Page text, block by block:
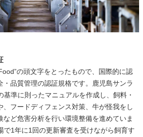
の頭文字をとったもので、国際的に認
・品質管理の認証規格です。鹿児島サンラ
基準に則ったマニュアルを作成し、飼料・
、フードディフェンス対策、牛が怪我をし
など危害分析を行い環境整備を進めていま
で1年に1回の更新審査を受けながら飼育す